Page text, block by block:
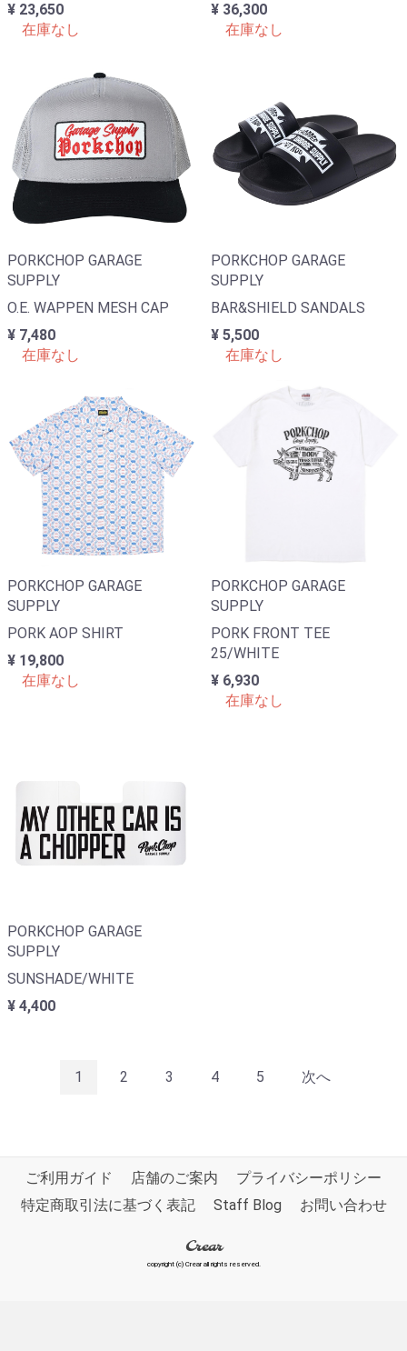
¥ 23,650
在庫なし
¥ 36,300
在庫なし
PORKCHOP GARAGE
SUPPLY
O.E. WAPPEN MESH CAP
¥ 7,480
在庫なし
PORKCHOP GARAGE
SUPPLY
BAR&SHIELD SANDALS
¥ 5,500
在庫なし
PORKCHOP GARAGE
SUPPLY
PORK AOP SHIRT
¥ 19,800
在庫なし
PORKCHOP GARAGE
SUPPLY
PORK FRONT TEE
25/WHITE
¥ 6,930
在庫なし
PORKCHOP GARAGE
SUPPLY
SUNSHADE/WHITE
¥ 4,400
1 2 3 4 5 次へ
ご利用ガイド 店舗のご案内
プライバシーポリシー
特定商取引法に基づく表記
Staff Blog お問い合わせ
Crear
copyright (c) Crear all rights reserved.